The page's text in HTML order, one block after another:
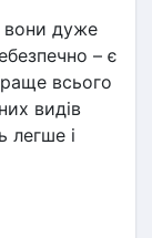
вони дуже
– є
всього
видів
легше і